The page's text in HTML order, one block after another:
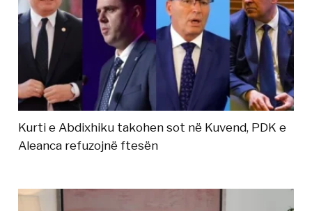
Kurti e Abdixhiku takohen sot në Kuvend, PDK e
Aleanca refuzojnë ftesën